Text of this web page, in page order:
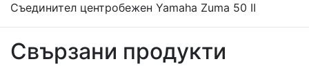
Съединител центробежен Yamaha Zuma 50 II
Свързани продукти